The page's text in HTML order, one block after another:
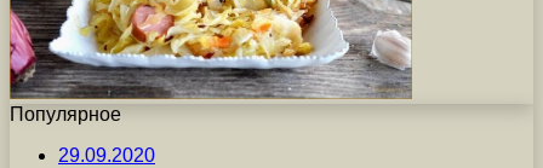
Популярное
29.09.2020